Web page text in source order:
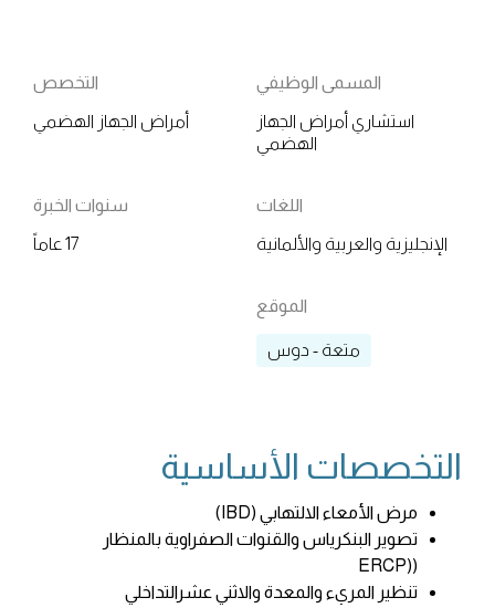
المسمى الوظيفي
استشاري أمراض الجهاز
الهضمي
التخصص
أمراض الجهاز الهضمي
اللغات
الإنجليزية والعربية والألمانية
سنوات الخبرة
17 عاماً
الموقع
متعة - دوس
التخصصات الأساسية
مرض الأمعاء الالتهابي (IBD)
تصوير البنكرياس والقنوات الصفراوية بالمنظار
((ERCP
تنظير المريء والمعدة والاثني عشرالتداخلي